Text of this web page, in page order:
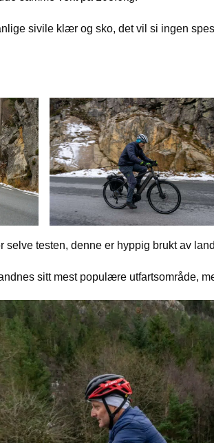
sivile klær og sko, det vil si ingen
selve testen, denne er hyppig brukt av
sitt mest populære utfartsområde,